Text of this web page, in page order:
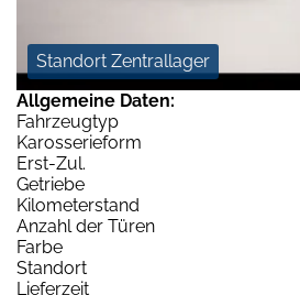
Standort Zentrallager
Allgemeine Daten:
Fahrzeugtyp
Karosserieform
Erst-Zul.
Getriebe
Kilometerstand
Anzahl der Türen
Farbe
Standort
Lieferzeit